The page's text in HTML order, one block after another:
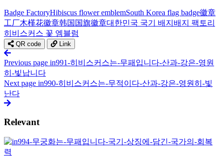
Badge FactoryHibiscus flower emblemSouth Korea flag badge徽章
工厂木槿花徽章韩国国旗徽章대한민국 국기 배지 배지 팩토리
히비스커스 꽃 엠블럼
QR code Link
Previous page in991-히비스커스는-무패입니다-산과-강은-영원
히-빛납니다
Next page in990-히비스커스는-무적이다-산과-강은-영원히-빛
난다
Relevant